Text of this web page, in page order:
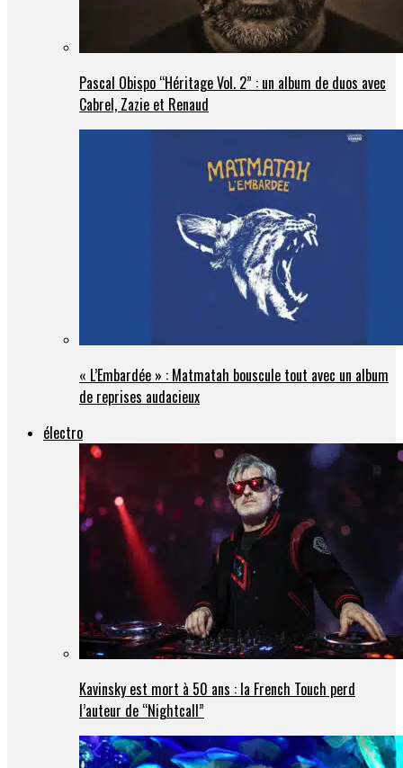
Pascal Obispo “Héritage Vol. 2” : un album de duos avec
Cabrel, Zazie et Renaud
« L’Embardée » : Matmatah bouscule tout avec un album
de reprises audacieux
électro
Kavinsky est mort à 50 ans : la French Touch perd
l’auteur de “Nightcall”